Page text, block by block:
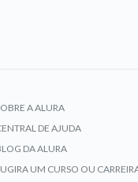
A ALURA
DE AJUDA
DA ALURA
UM CURSO OU